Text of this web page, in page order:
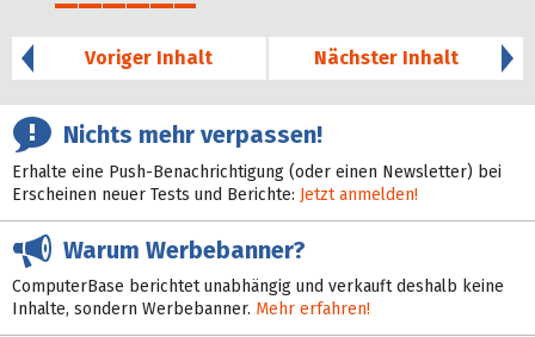
Voriger Inhalt
Nächster Inhalt
Nichts mehr verpassen!
Erhalte eine Push-Benachrichtigung (oder einen Newsletter) bei
Erscheinen neuer Tests und Berichte: Jetzt anmelden!
Warum Werbebanner?
ComputerBase berichtet unabhängig und verkauft deshalb keine
Inhalte, sondern Werbebanner. Mehr erfahren!